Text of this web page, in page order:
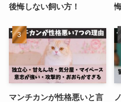
後悔しない飼い方！
マンチカンが性格悪いと言